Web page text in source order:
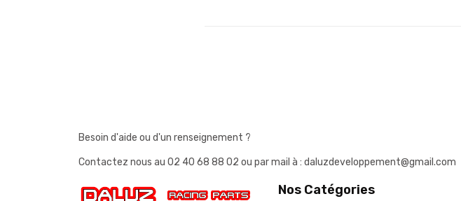
Besoin d'aide ou d'un renseignement ?
Contactez nous au 02 40 68 88 02 ou par mail à : daluzdeveloppement@gmail.com
Nos Catégories